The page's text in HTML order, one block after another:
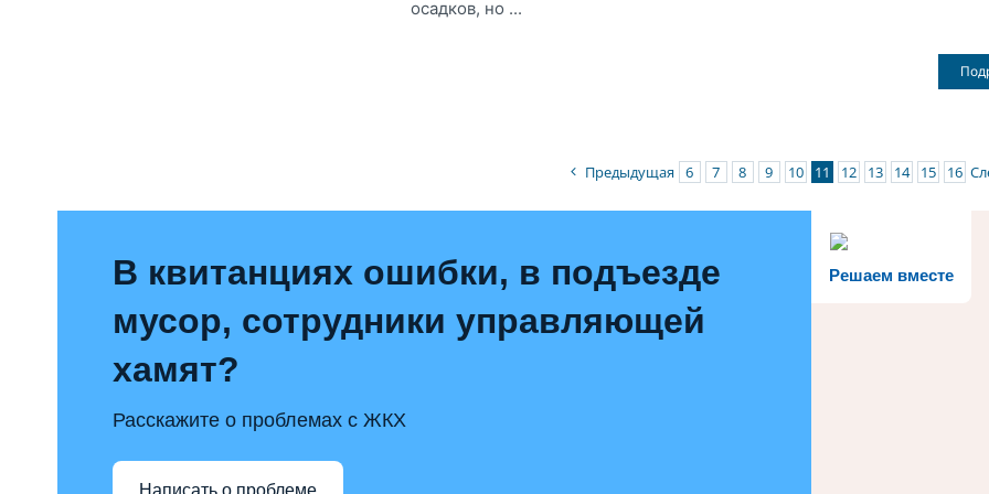
осадков, но ...
Предыдущая 6 7 8 9 10 11 12 13 14 15 16
Решаем вместе
В квитанциях ошибки, в подъезде
мусор, сотрудники управляющей
хамят?
Расскажите о проблемах с ЖКХ
Написать о проблеме